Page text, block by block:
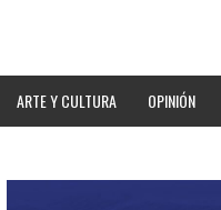
ARTE Y CULTURA OPINIÓN